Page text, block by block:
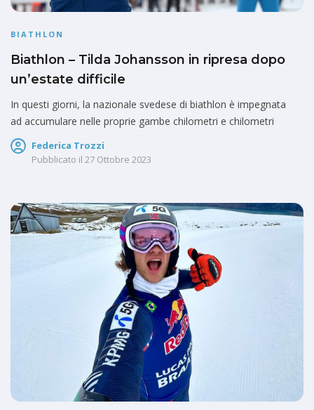
BIATHLON
Biathlon – Tilda Johansson in ripresa dopo
un’estate difficile
In questi giorni, la nazionale svedese di biathlon è impegnata
ad accumulare nelle proprie gambe chilometri e chilometri
Federica Trozzi
Pubblicato il 27 Ottobre 2023